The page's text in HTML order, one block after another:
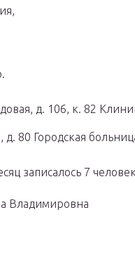
д. 106, к. 82
д. 80 Городская
записалось 7 человек
Владимировна